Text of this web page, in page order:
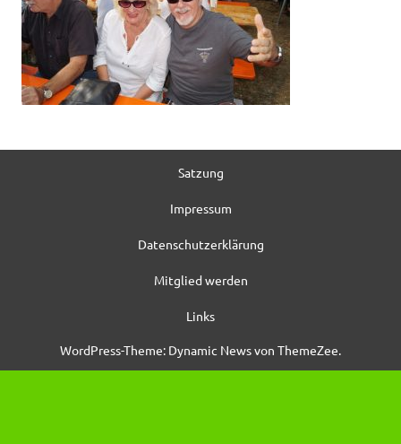
Satzung
Impressum
Datenschutzerklärung
Mitglied werden
Links
WordPress-Theme: Dynamic News von ThemeZee.